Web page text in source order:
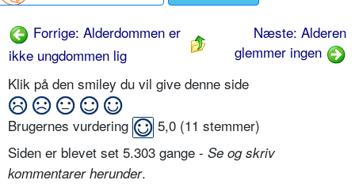
Forrige: Alderdommen er
ikke ungdommen lig
Næste: Alderen
glemmer ingen
Klik på den smiley du vil give denne side
Brugernes vurdering 5,0 (11 stemmer)
Siden er blevet set 5.303 gange - Se og skriv
kommentarer herunder.